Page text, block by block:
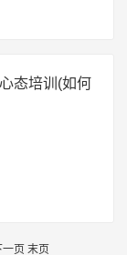
态培训(如何
一页 末页